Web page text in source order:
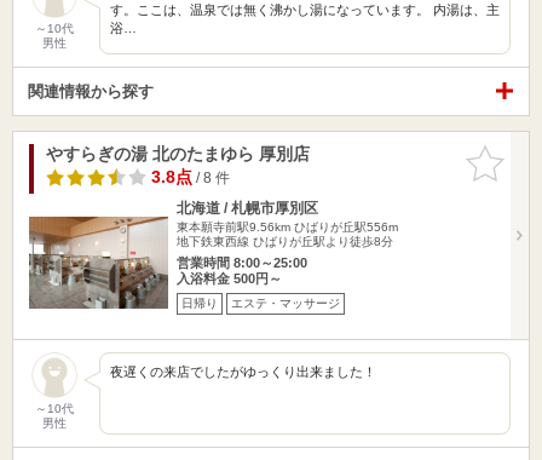
～10代
男性
す。ここは、温泉では無く沸かし湯になっています。 内湯は、主
浴…
関連情報から探す
お気に入
りに追加
やすらぎの湯 北のたまゆら 厚別店
3.8点/ 8 件
北海道 / 札幌市厚別区
東本願寺前駅9.56km ひばりが丘駅556m
地下鉄東西線 ひばりが丘駅より徒歩8分
営業時間 8:00～25:00
入浴料金 500円～
日帰り エステ・マッサージ
～10代
男性
夜遅くの来店でしたがゆっくり出来ました！